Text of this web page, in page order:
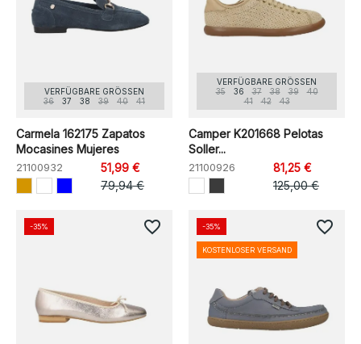
VERFÜGBARE GRÖSSEN
36
37 38 39 40 41
Carmela 162175 Zapatos
Mocasines Mujeres
21100932
51,99 €
79,94 €
VERFÜGBARE GRÖSSEN
35
36 37 38 39
40
41
42 43
Camper K201668 Pelotas
Soller...
21100926
81,25 €
125,00 €
-35% favorite_border -35%
KOSTENLOSER VERSAND
favorite_border